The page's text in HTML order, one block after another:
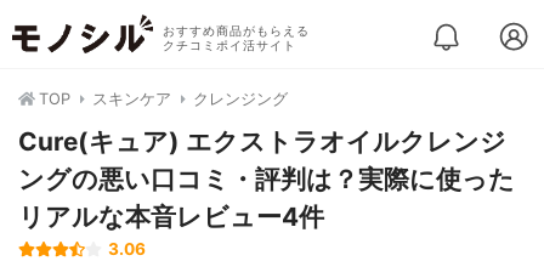
おすすめ商品がもらえる
クチコミポイ活サイト
TOP スキンケア クレンジング
Cure(キュア) エクストラオイルクレンジ
ングの悪い口コミ・評判は？実際に使った
リアルな本音レビュー4件
3.06